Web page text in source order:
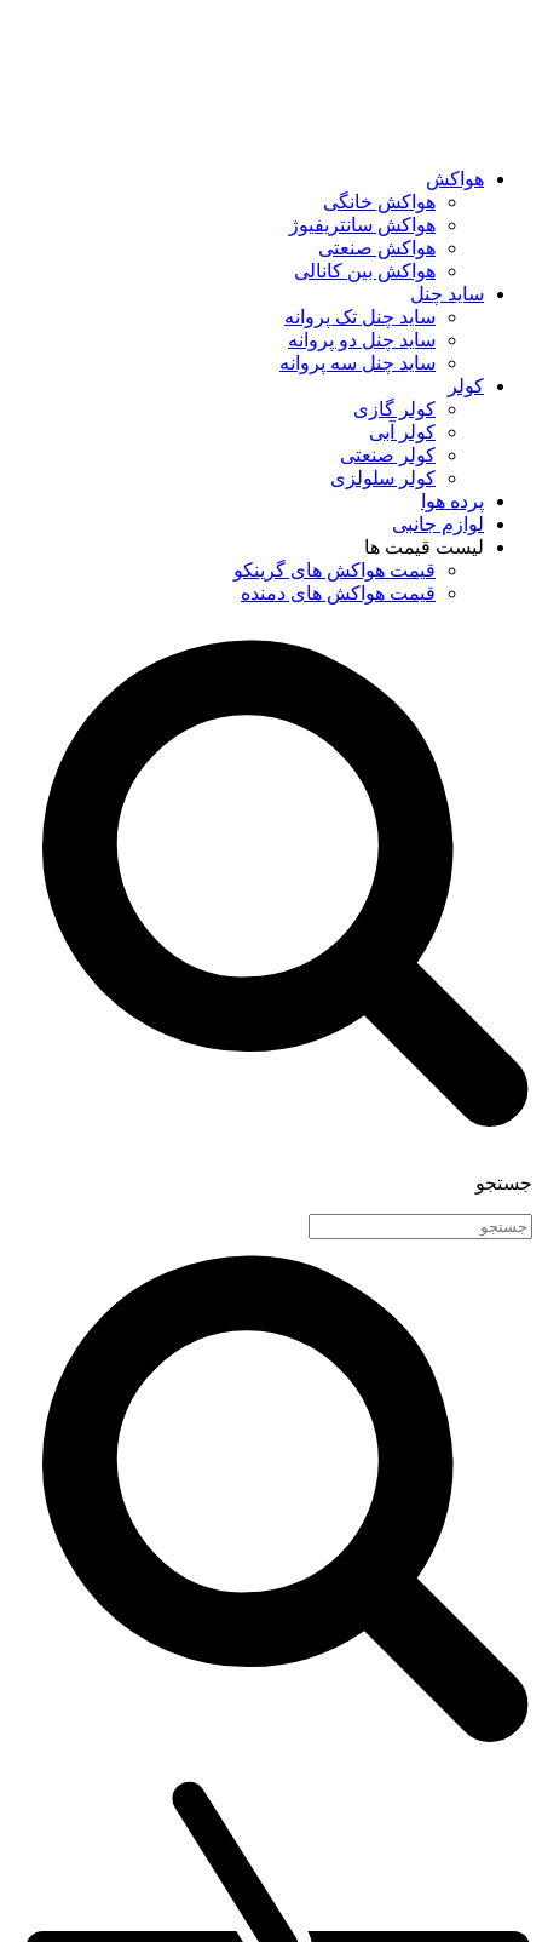
هواکش
هواکش خانگی
هواکش سانتریفیوژ
هواکش صنعتی
هواکش بین کانالی
ساید چنل
ساید چنل تک پروانه
ساید چنل دو پروانه
ساید چنل سه پروانه
کولر
کولر گازی
کولر آبی
کولر صنعتی
کولر سلولزی
پرده هوا
لوازم جانبی
لیست قیمت ها
قیمت هواکش های گرینکو
قیمت هواکش های دمنده
جستجو